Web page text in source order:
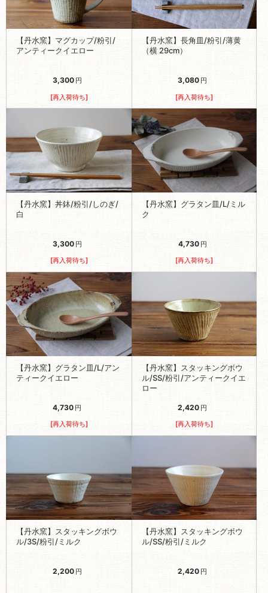
【丹水窯】マグカップ/粉引/
アンティークイエロー
3,300 円
[再入荷待ち]
【丹水窯】長角皿/粉引/薄黄
（横 29cm）
3,080 円
[再入荷待ち]
【丹水窯】丼鉢/粉引/しのぎ/
白
3,300 円
[再入荷待ち]
【丹水窯】グラタン皿/L/ミル
ク
4,730 円
[再入荷待ち]
【丹水窯】グラタン皿/L/アン
ティークイエロー
4,730 円
[再入荷待ち]
【丹水窯】スタッキングボウ
ル/SS/粉引/アンティークイエ
ロー
2,420 円
[再入荷待ち]
【丹水窯】スタッキングボウ
ル/3S/粉引/ミルク
2,200 円
【丹水窯】スタッキングボウ
ル/SS/粉引/ミルク
2,420 円